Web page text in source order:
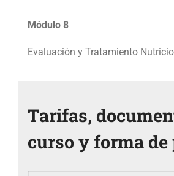
Módulo 8
Evaluación y Tratamiento
Tarifas,
curso y forma de